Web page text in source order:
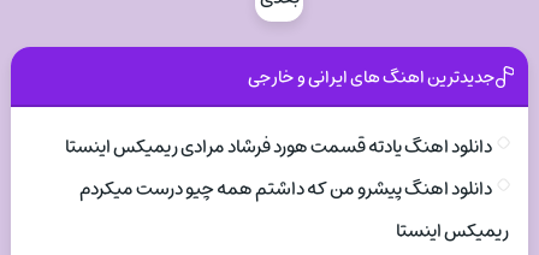
جدیدترین اهنگ های ایرانی و خارجی
دانلود اهنگ یادته قسمت هورد فرشاد مرادی ریمیکس اینستا
دانلود اهنگ پیشرو من که داشتم همه چیو درست میکردم
ریمیکس اینستا